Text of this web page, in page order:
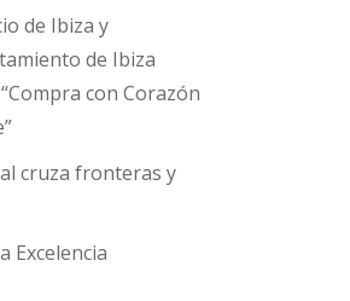
de Ibiza y
de Ibiza
con Corazón
cruza fronteras y
Excelencia